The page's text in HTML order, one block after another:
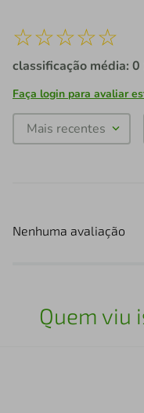
☆☆☆☆☆
classificação média: 0
Faça login para avaliar
Mais recentes
Nenhuma avaliação
Quem viu